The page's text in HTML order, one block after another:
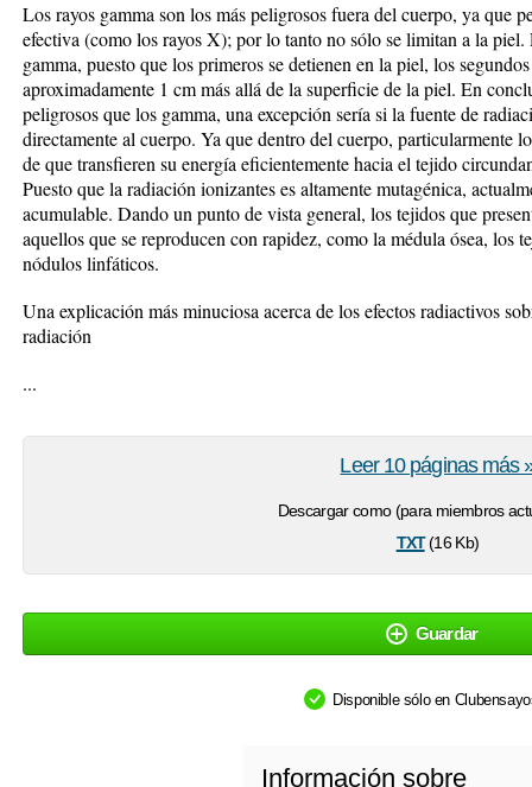
Los rayos gamma son los más peligrosos fuera del cuerpo, ya que
efectiva (como los rayos X); por lo tanto no sólo se limitan a la
gamma, puesto que los primeros se detienen en la piel, los
aproximadamente 1 cm más allá de la superficie de la piel. En
peligrosos que los gamma, una excepción sería si la fuente de
directamente al cuerpo. Ya que dentro del cuerpo, particularmente
de que transfieren su energía eficientemente hacia el tejido
Puesto que la radiación ionizantes es altamente mutagénica,
acumulable. Dando un punto de vista general, los tejidos que
aquellos que se reproducen con rapidez, como la médula ósea, los
nódulos linfáticos.
Una explicación más minuciosa acerca de los efectos radiactivos
radiación
...
Descargar como (para miembros
txt(16 Kb)
Leer 10 páginas más
Guardar
Disponible sólo en
Información sobre